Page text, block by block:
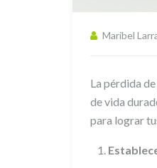
Maribel
La pérdida
de vida
para lograr